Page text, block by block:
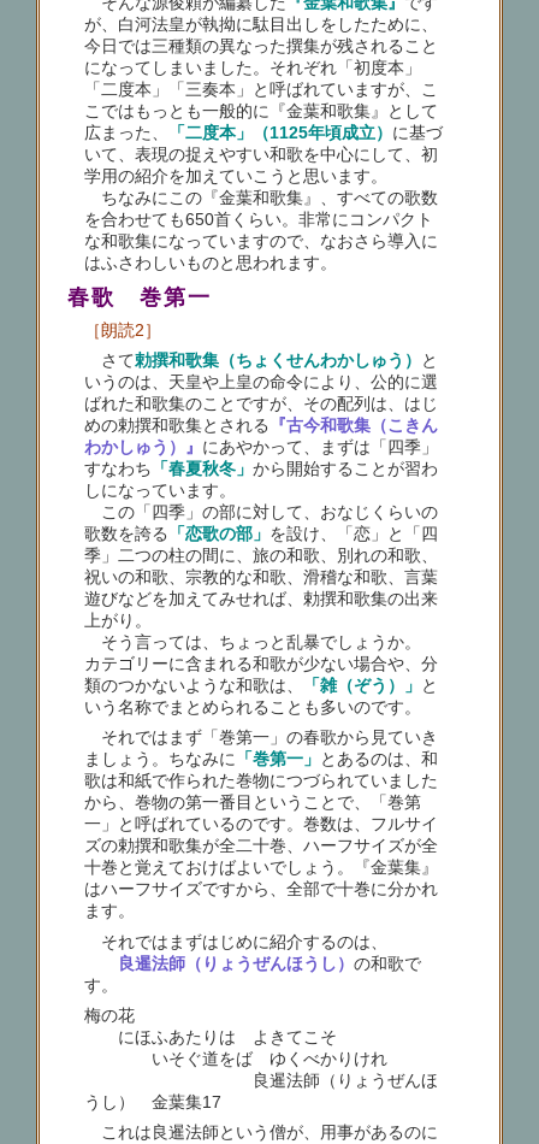
が、白河法皇が執拗に駄目出しをしたために、
今日では三種類の異なった撰集が残されること
になってしまいました。それぞれ「初度本」
「二度本」「三奏本」と呼ばれていますが、こ
こではもっとも一般的に『金葉和歌集』として
広まった、
「二度本」（1125年頃成立） に基づ
いて、表現の捉えやすい和歌を中心にして、初
学用の紹介を加えていこうと思います。
ちなみにこの『金葉和歌集』、すべての歌数
を合わせても650首くらい。非常にコンパクト
な和歌集になっていますので、なおさら導入に
はふさわしいものと思われます。
春歌 巻第一
［朗読2］
さて勅撰和歌集（ちょくせんわかしゅう）
と
いうのは、天皇や上皇の命令により、公的に選
ばれた和歌集のことですが、その配列は、はじ
めの勅撰和歌集とされる
『古今和歌集（こきん
わかしゅう）』 にあやかって、まずは「四季」
すなわち 「春夏秋冬」から開始することが習わ
しになっています。
この「四季」の部に対して、おなじくらいの
歌数を誇る
「恋歌の部」 を設け、「恋」と「四
季」二つの柱の間に、旅の和歌、別れの和歌、
祝いの和歌、宗教的な和歌、滑稽な和歌、言葉
遊びなどを加えてみせれば、勅撰和歌集の出来
上がり。
そう言っては、ちょっと乱暴でしょうか。
カテゴリーに含まれる和歌が少ない場合や、分
類のつかないような和歌は、
「雑（ぞう）」 と
いう名称でまとめられることも多いのです。
それではまず「巻第一」の春歌から見ていき
ましょう。ちなみに 「巻第一」 とあるのは、和
歌は和紙で作られた巻物につづられていました
から、巻物の第一番目ということで、「巻第
一」と呼ばれているのです。巻数は、フルサイ
ズの勅撰和歌集が全二十巻、ハーフサイズが全
十巻と覚えておけばよいでしょう。『金葉集』
はハーフサイズですから、全部で十巻に分かれ
ます。
それではまずはじめに紹介するのは、
良暹法師（りょうぜんほうし）の和歌で
す。
梅の花
にほふあたりは よきてこそ
いそぐ道をば ゆくべかりけれ
良暹法師（りょうぜんほ
うし） 金葉集17
これは良暹法師という僧が、用事があるのに